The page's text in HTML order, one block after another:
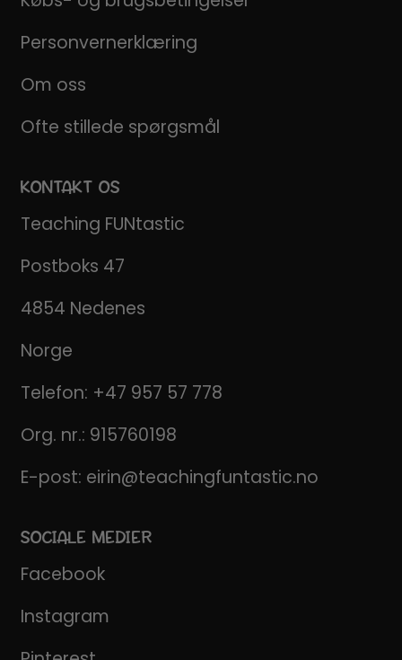
Personvernerklæring
Om oss
Ofte stillede spørgsmål
KONTAKT OS
Teaching FUNtastic
Postboks 47
4854 Nedenes
Norge
Telefon: +47 957 57 778
Org. nr.: 915760198
E-post: eirin@teachingfuntastic.no
SOCIALE MEDIER
Facebook
Instagram